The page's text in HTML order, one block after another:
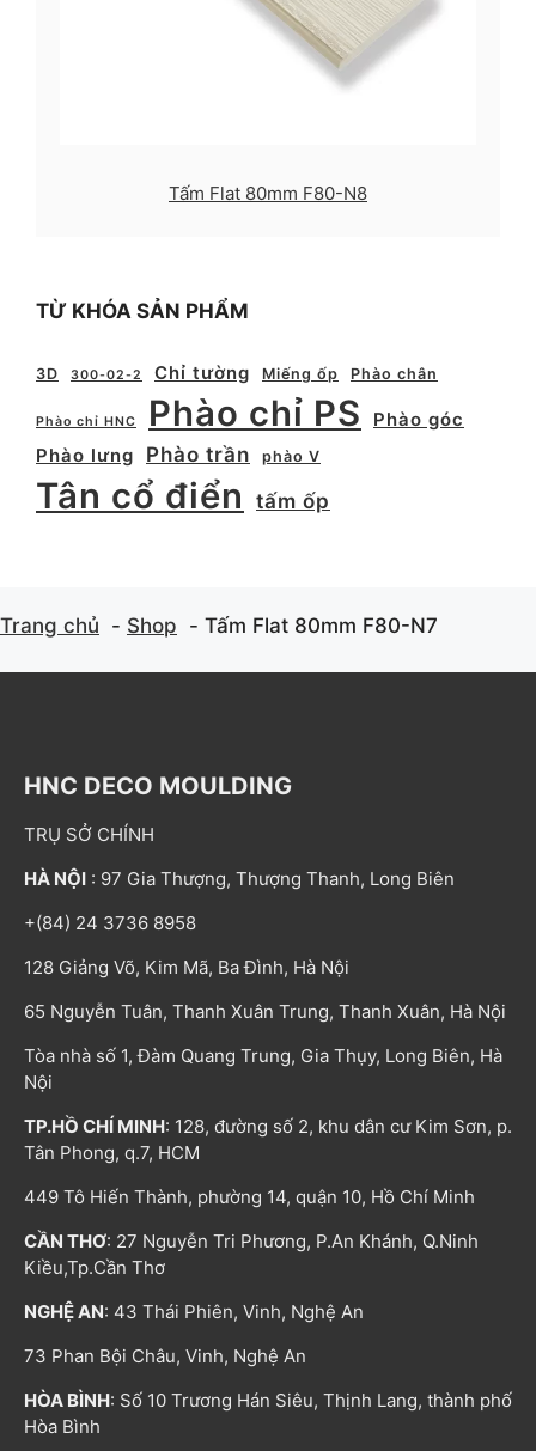
Tấm Flat 80mm F80-N8
TỪ KHÓA SẢN PHẨM
3D 300-02-2 Chỉ tường Miếng ốp Phào chân
Phào chỉ HNC Phào chỉ PS
Phào góc
Phào lưng
Phào trần phào V
Tân cổ điển tấm ốp
Trang chủ Shop Tấm Flat 80mm F80-N7
HNC DECO MOULDING
TRỤ SỞ CHÍNH
HÀ NỘI : 97 Gia Thượng, Thượng Thanh, Long Biên
+(84) 24 3736 8958
128 Giảng Võ, Kim Mã, Ba Đình, Hà Nội
65 Nguyễn Tuân, Thanh Xuân Trung, Thanh Xuân, Hà Nội
Tòa nhà số 1, Đàm Quang Trung, Gia Thụy, Long Biên, Hà
Nội
TP.HỒ CHÍ MINH: 128, đường số 2, khu dân cư Kim Sơn, p.
Tân Phong, q.7, HCM
449 Tô Hiến Thành, phường 14, quận 10, Hồ Chí Minh
CẦN THƠ: 27 Nguyễn Tri Phương, P.An Khánh, Q.Ninh
Kiều,Tp.Cần Thơ
NGHỆ AN: 43 Thái Phiên, Vinh, Nghệ An
73 Phan Bội Châu, Vinh, Nghệ An
HÒA BÌNH: Số 10 Trương Hán Siêu, Thịnh Lang, thành phố
Hòa Bình